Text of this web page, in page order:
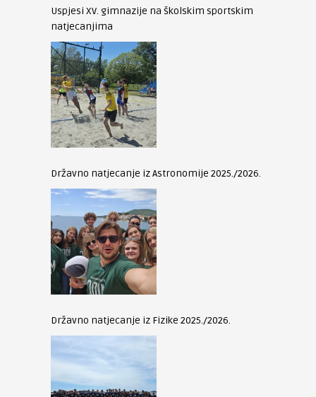
Uspjesi XV. gimnazije na školskim sportskim
natjecanjima
Državno natjecanje iz Astronomije 2025./2026.
Državno natjecanje iz Fizike 2025./2026.